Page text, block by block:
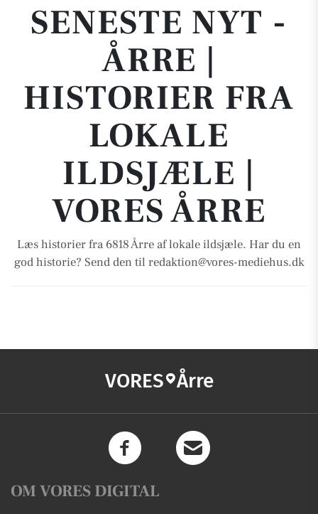
SENESTE NYT -
ÅRRE |
HISTORIER FRA
LOKALE
ILDSJÆLE |
VORES ÅRRE
Læs historier fra 6818 Årre af lokale ildsjæle. Har du en
god historie? Send den til redaktion@vores-mediehus.dk
VORES Årre
OM VORES DIGITAL